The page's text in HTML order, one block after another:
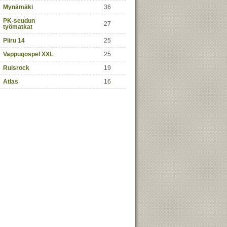
Mynämäki 36
PK-seudun
työmatkat
27
Piiru 14
25
Vappugospel XXL
25
Ruisrock
19
Atlas 16